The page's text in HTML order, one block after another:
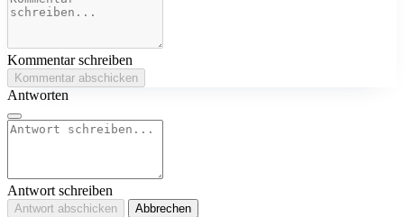
Kommentar schreiben
Kommentar abschicken
Antworten
Antwort schreiben
Antwort abschicken Abbrechen